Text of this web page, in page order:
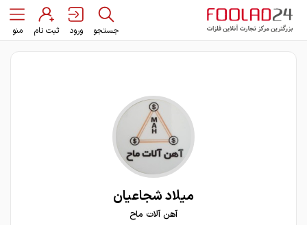
جستجو ورود ثبت نام منو
میلاد شجاعیان
آهن آلات ماح